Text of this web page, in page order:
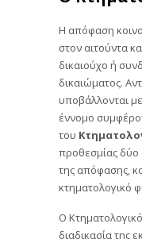
Η απόφαση
στον αιτούντα
δικαιούχο ή
δικαιώματος.
υποβάλλονται
έννομο
του
προθεσμίας δύο
της απόφασης,
κτηματολογικό
Ο
διαδικασία της